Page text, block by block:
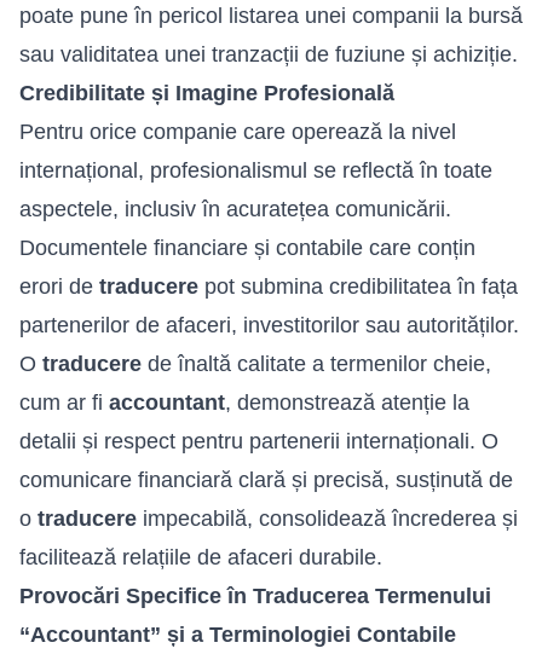
poate pune în pericol listarea unei companii la bursă
sau validitatea unei tranzacții de fuziune și achiziție.
Credibilitate și Imagine Profesională
Pentru orice companie care operează la nivel
internațional, profesionalismul se reflectă în toate
aspectele, inclusiv în acuratețea comunicării.
Documentele financiare și contabile care conțin
erori de traducere pot submina credibilitatea în fața
partenerilor de afaceri, investitorilor sau autorităților.
O traducere de înaltă calitate a termenilor cheie,
cum ar fi accountant, demonstrează atenție la
detalii și respect pentru partenerii internaționali. O
comunicare financiară clară și precisă, susținută de
o traducere impecabilă, consolidează încrederea și
facilitează relațiile de afaceri durabile.
Provocări Specifice în Traducerea Termenului
“Accountant” și a Terminologiei Contabile